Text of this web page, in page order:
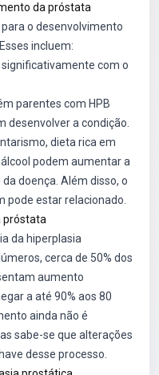
da próstata
o desenvolvimento
incluem:
significativamente com o
parentes com HPB
a condição.
dieta rica em
podem aumentar a
doença. Além disso, o
estar relacionado.
próstata
da hiperplasia
cerca de 50% dos
aumento
a até 90% aos 80
ainda não é
sabe-se que alterações
desse processo.